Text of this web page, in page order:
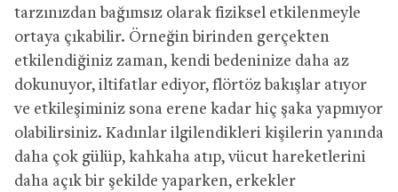
tarzınızdan bağımsız olarak fiziksel etkilenmeyle
ortaya çıkabilir. Örneğin birinden gerçekten
etkilendiğiniz zaman, kendi bedeninize daha az
dokunuyor, iltifatlar ediyor, flörtöz bakışlar atıyor
ve etkileşiminiz sona erene kadar hiç şaka yapmıyor
olabilirsiniz. Kadınlar ilgilendikleri kişilerin yanında
daha çok gülüp, kahkaha atıp, vücut hareketlerini
daha açık bir şekilde yaparken, erkekler